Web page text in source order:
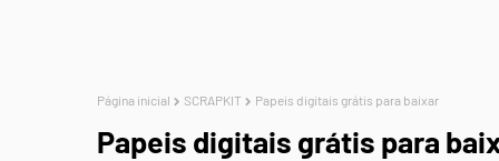
Página inicial SCRAPKIT Papeis digitais grátis para baixar
Papeis digitais grátis para